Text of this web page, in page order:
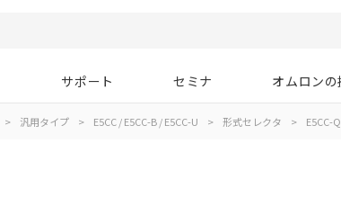
サポート セミナ オムロン
> 汎用タイプ > E5CC / E5CC-B / E5CC-U > 形式セレクタ > E5CC-